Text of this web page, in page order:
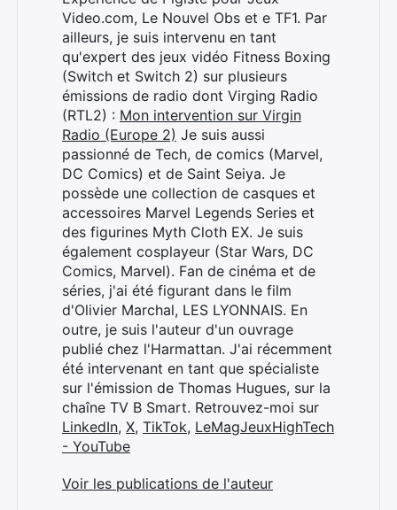
Video.com, Le Nouvel Obs et e TF1. Par
ailleurs, je suis intervenu en tant
qu'expert des jeux vidéo Fitness Boxing
(Switch et Switch 2) sur plusieurs
émissions de radio dont Virging Radio
(RTL2) : Mon intervention sur Virgin
Radio (Europe 2) Je suis aussi
passionné de Tech, de comics (Marvel,
DC Comics) et de Saint Seiya. Je
possède une collection de casques et
accessoires Marvel Legends Series et
des figurines Myth Cloth EX. Je suis
également cosplayeur (Star Wars, DC
Comics, Marvel). Fan de cinéma et de
séries, j'ai été figurant dans le film
d'Olivier Marchal, LES LYONNAIS. En
outre, je suis l'auteur d'un ouvrage
publié chez l'Harmattan. J'ai récemment
été intervenant en tant que spécialiste
sur l'émission de Thomas Hugues, sur la
chaîne TV B Smart. Retrouvez-moi sur
LinkedIn, X, TikTok, LeMagJeuxHighTech
- YouTube
Voir les publications de l'auteur